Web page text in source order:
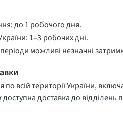
до 1 робочого дня.
1–3 робочих дні.
періоди можливі незначні
по всій території України,
доставка до відділень